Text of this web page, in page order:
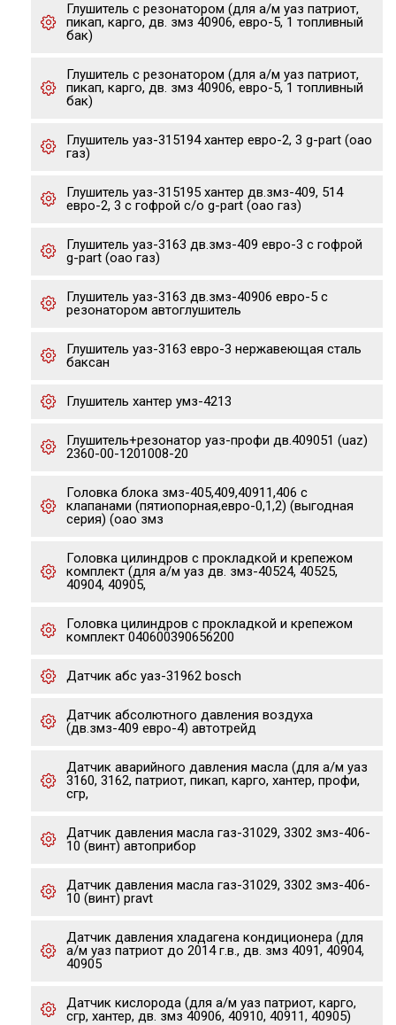
Глушитель с резонатором (для а/м уаз патриот,
пикап, карго, дв. змз 40906, евро-5, 1 топливный
бак)
Глушитель с резонатором (для а/м уаз патриот,
пикап, карго, дв. змз 40906, евро-5, 1 топливный
бак)
Глушитель уаз-315194 хантер евро-2, 3 g-part (оао
газ)
Глушитель уаз-315195 хантер дв.змз-409, 514
евро-2, 3 с гофрой с/о g-part (оао газ)
Глушитель уаз-3163 дв.змз-409 евро-3 с гофрой
g-part (оао газ)
Глушитель уаз-3163 дв.змз-40906 евро-5 с
резонатором автоглушитель
Глушитель уаз-3163 евро-3 нержавеющая сталь
баксан
Глушитель хантер умз-4213
Глушитель+резонатор уаз-профи дв.409051 (uaz)
2360-00-1201008-20
Головка блока змз-405,409,40911,406 с
клапанами (пятиопорная,евро-0,1,2) (выгодная
серия) (оао змз
Головка цилиндров с прокладкой и крепежом
комплект (для а/м уаз дв. змз-40524, 40525,
40904, 40905,
Головка цилиндров с прокладкой и крепежом
комплект 040600390656200
Датчик абс уаз-31962 bosch
Датчик абсолютного давления воздуха
(дв.змз-409 евро-4) автотрейд
Датчик аварийного давления масла (для а/м уаз
3160, 3162, патриот, пикап, карго, хантер, профи,
сгр,
Датчик давления масла газ-31029, 3302 змз-406-
10 (винт) автоприбор
Датчик давления масла газ-31029, 3302 змз-406-
10 (винт) pravt
Датчик давления хладагена кондиционера (для
а/м уаз патриот до 2014 г.в., дв. змз 4091, 40904,
40905
Датчик кислорода (для а/м уаз патриот, карго,
сгр, хантер, дв. змз 40906, 40910, 40911, 40905)